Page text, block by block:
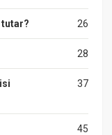
26
tutar?
28
37
45